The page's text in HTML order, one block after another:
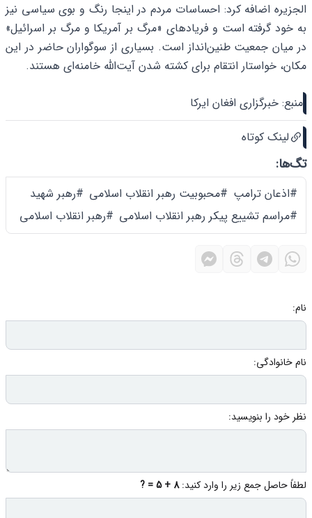
الجزیره اضافه کرد: احساسات مردم در اینجا رنگ و بوی سیاسی نیز
به خود گرفته است و فریادهای «مرگ بر آمریکا و مرگ بر اسرائیل»
در میان جمعیت طنین‌انداز است. بسیاری از سوگواران حاضر در این
مکان، خواستار انتقام برای کشته شدن آیت‌الله خامنه‌ای هستند.
منبع: خبرگزاری افغان ایرکا
لینک کوتاه
تگ‌ها:
#اذعان ترامپ #محبوبیت رهبر انقلاب اسلامی #رهبر شهید
#مراسم تشییع پیکر رهبر انقلاب اسلامی #رهبر انقلاب اسلامی
نام:
نام خانوادگی:
نظر خود را بنویسید:
لطفاً حاصل جمع زیر را وارد کنید:8 + 5 = ?